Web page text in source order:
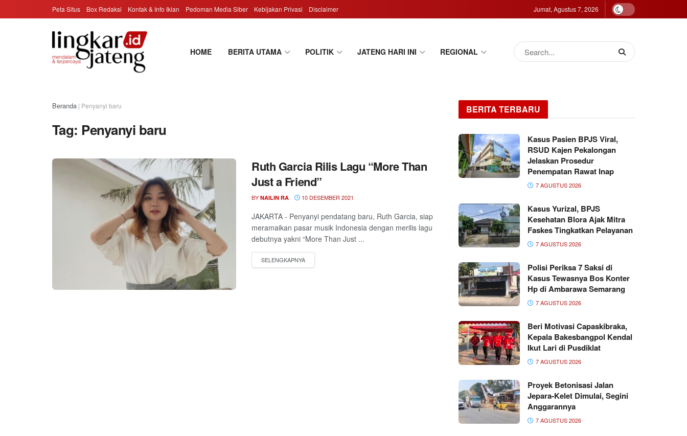
Peta Situs Box Redaksi Kontak & Info Iklan Pedoman Media Siber Kebijakan Privasi Disclaimer Jumat, Agustus 7, 2026
HOME BERITA UTAMA POLITIK JATENG HARI INI REGIONAL
Beranda | Penyanyi baru
Tag: Penyanyi baru
Ruth Garcia Rilis Lagu “More Than
Just a Friend”
BY NAILIN RA 10 DESEMBER 2021
JAKARTA - Penyanyi pendatang baru, Ruth Garcia, siap
meramaikan pasar musik Indonesia dengan merilis lagu
debutnya yakni “More Than Just ...
BERITA TERBARU
Kasus Pasien BPJS Viral,
RSUD Kajen Pekalongan
Jelaskan Prosedur
Penempatan Rawat Inap
7 AGUSTUS 2026
Kasus Yurizal, BPJS
Kesehatan Blora Ajak Mitra
Faskes Tingkatkan Pelayanan
7 AGUSTUS 2026
Polisi Periksa 7 Saksi di
Kasus Tewasnya Bos Konter
Hp di Ambarawa Semarang
7 AGUSTUS 2026
Beri Motivasi Capaskibraka,
Kepala Bakesbangpol Kendal
Ikut Lari di Pusdiklat
7 AGUSTUS 2026
Proyek Betonisasi Jalan
Jepara-Kelet Dimulai, Segini
Anggarannya
7 AGUSTUS 2026